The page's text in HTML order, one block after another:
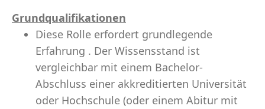
Grundqualifikationen
Diese Rolle erfordert grundlegende
Erfahrung . Der Wissensstand ist
vergleichbar mit einem Bachelor-
Abschluss einer akkreditierten Universität
oder Hochschule (oder einem Abitur mit